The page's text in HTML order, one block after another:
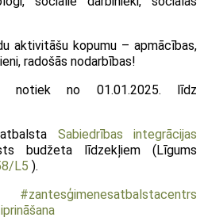
aktivitāšu kopumu – apmācības,
radošās nodarbības!
notiek no 01.01.2025. līdz
Sabiedrības integrācijas
budžeta līdzekļiem (Līgums
L5 ).
#zantesģimenesatbalstacentrs